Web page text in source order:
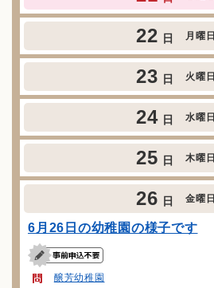
22 日 月曜日
23 日 火曜日
24 日 水曜日
25 日 木曜日
26 日 金曜日
6月26日の幼稚園の様子です
醸芳幼稚園